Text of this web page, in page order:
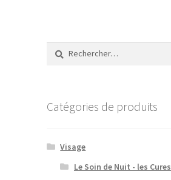
Rechercher :
Catégories de produits
Visage
Le Soin de Nuit - les Cures